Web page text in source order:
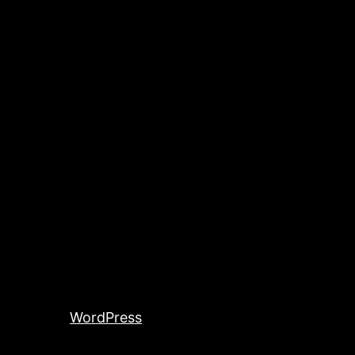
vonWordPress